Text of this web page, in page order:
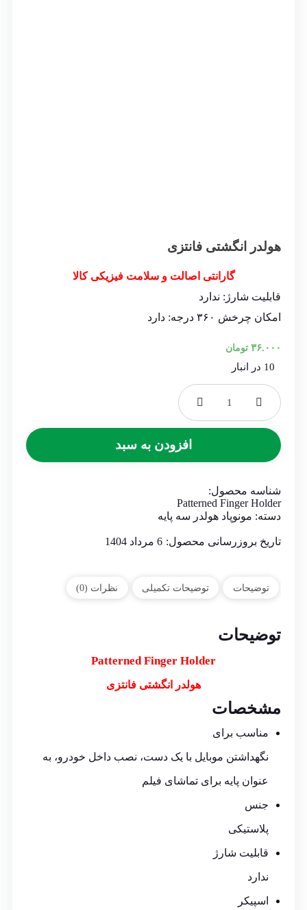
هولدر انگشتی فانتزی
گارانتی اصالت و سلامت فیزیکی کالا
قابلیت شارژ: ندارد
امکان چرخش ۳۶۰ درجه: دارد
۳۶.۰۰۰ تومان
10 در انبار
هولدر
انگشتی
افزودن به سبد
شناسه محصول:
Patterned Finger Holder
دسته: مونوپاد هولدر سه پایه
تاریخ بروزرسانی محصول: 6 مرداد 1404
توضیحات توضیحات تکمیلی نظرات (0)
توضیحات
Patterned Finger Holder
هولدر انگشتی فانتزی
مشخصات
مناسب برای
نگهداشتن موبایل با یک دست، نصب داخل خودرو، به
عنوان پایه برای تماشای فیلم
جنس
پلاستیکی
قابلیت شارژ
ندارد
اسپیکر